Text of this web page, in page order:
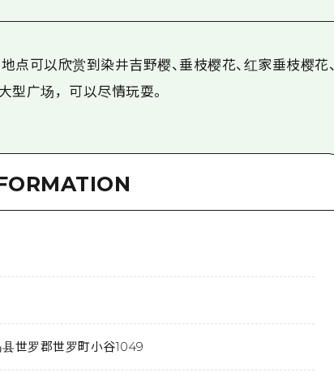
可以欣赏到染井吉野樱、垂枝樱花、红家垂枝樱花、
型广场，可以尽情玩耍。
世罗郡世罗町小谷1049